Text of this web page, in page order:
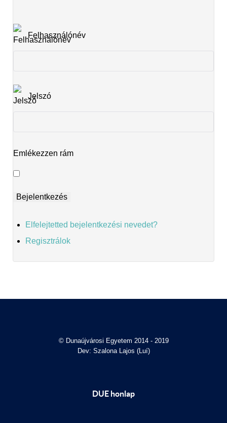
Felhasználónév
Jelszó
Emlékezzen rám
Elfelejtetted bejelentkezési nevedet?
Regisztrálok
© Dunaújvárosi Egyetem 2014 - 2019
Dev: Szalona Lajos (Luí)
DUE honlap